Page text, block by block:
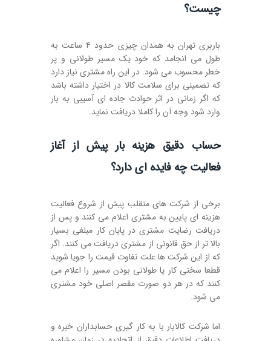
چیست؟
باربری تهران به همدان چیزی حدود ۴ ساعت به
طول می انجامد که خود یک مسیر طولانی و پر
خطر محسوب می شود. در این راه مشتری نیاز دارد
که تضمینی برای سلامت کالا در اختیار داشته باشد
که اگر زمانی در اثر حوادث جاده ای آسیبی به بار
وارد شود وجه آن را کاملا دریافت نماید.
حساب دقیق هزینه بار پیش از آغاز
فعالیت چه فایده ای دارد؟
برخی از شرکت های متقلب پیش از شروع فعالیت
هزینه ای پایین به مشتری اعلام می کنند و پس از
دریافت رضایت مشتری در پایان کار مبلغی بسیار
بالا تر از حق قانونی از مشتری دریافت می کنند. اگر
که از این شرکت ها علت تفاوت قیمت را جویا شوید
قطعا سختی کار یا طولانی بودن مسیر را اعلام می
کنند که در هر دو صورت مقصر اصلی خود مشتری
می شود.
اما شرکت کالابار با به کار گیری حسابداران خبره و